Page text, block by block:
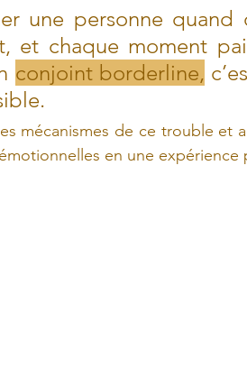
une personne
et chaque moment
conjoint borderline,
mécanismes de ce trouble et
en une expérience